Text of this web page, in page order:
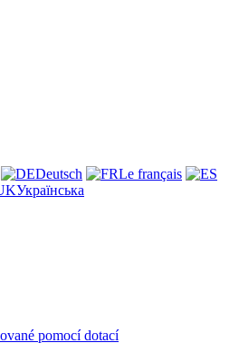
Deutsch
Le français
Українська
pomocí dotací